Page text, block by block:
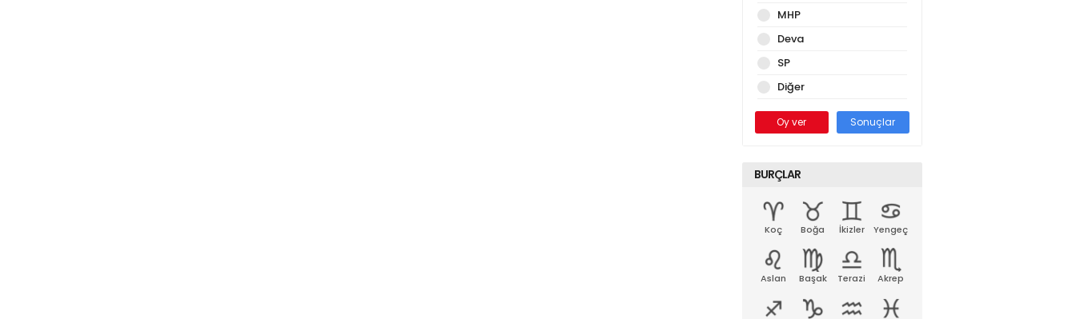
MHP
Deva
SP
Diğer
Oy ver Sonuçlar
BURÇLAR
Koç Boğa İkizler Yengeç
Aslan Başak Terazi Akrep